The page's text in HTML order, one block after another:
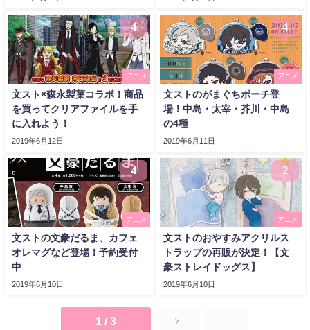
4
アニメ
文スト×森永製菓コラボ！商品
を買ってクリアファイルを手
に入れよう！
2019年6月12日
4
アニメ
文ストのがまぐちポーチ登
場！中島・太宰・芥川・中島
の4種
2019年6月11日
4
アニメ
文ストの文豪だるま、カフェ
オレマグなど登場！予約受付
中
2019年6月10日
2
アニメ
文ストのおやすみアクリルス
トラップの再販が決定！【文
豪ストレイドッグス】
2019年6月10日
1 / 3